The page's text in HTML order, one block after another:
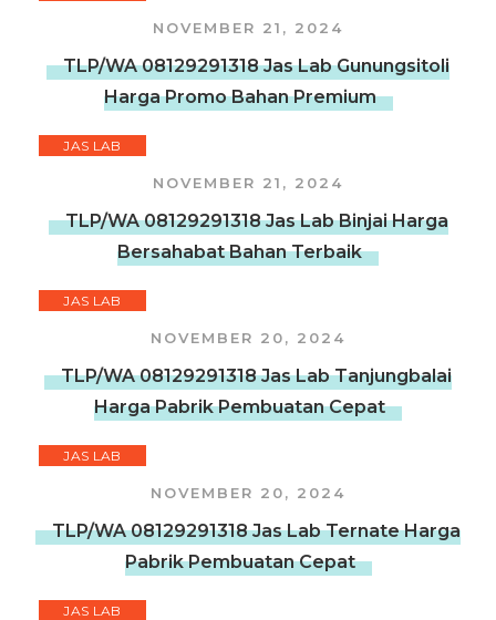
NOVEMBER 21, 2024
TLP/WA 08129291318 Jas Lab Gunungsitoli
Harga Promo Bahan Premium
JAS LAB
NOVEMBER 21, 2024
TLP/WA 08129291318 Jas Lab Binjai Harga
Bersahabat Bahan Terbaik
JAS LAB
NOVEMBER 20, 2024
TLP/WA 08129291318 Jas Lab Tanjungbalai
Harga Pabrik Pembuatan Cepat
JAS LAB
NOVEMBER 20, 2024
TLP/WA 08129291318 Jas Lab Ternate Harga
Pabrik Pembuatan Cepat
JAS LAB